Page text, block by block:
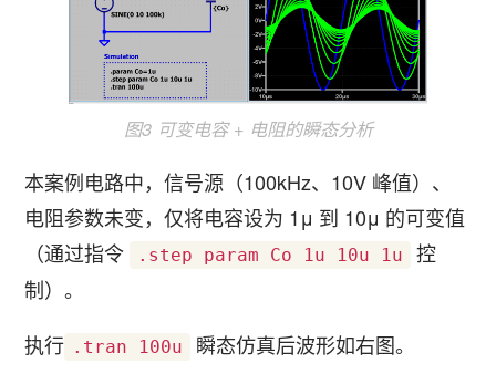
图3 可变电容 + 电阻的瞬态分析
本案例电路中，信号源（100kHz、10V 峰值）、
电阻参数未变，仅将电容设为 1μ 到 10μ 的可变值
（通过指令
.step param Co 1u 10u 1u
控
制）。
执行 .tran 100u
瞬态仿真后波形如右图。